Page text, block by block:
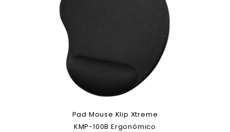
Pad Mouse Klip Xtreme
KMP-100B Ergonómico